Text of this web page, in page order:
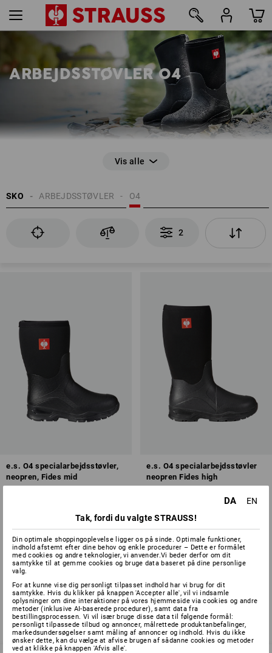
ARBEJDSSTØVLER O4
Skridsikkerhed
Vandtæthed
SKO O4
ARBEJDSSTØVLER
2
2
e.s. O4 specialarbejdsstøvler,
neopren, Fides mid
(med moms) fra 10 Par
e.s. O4 specialarbejdsstøvler
neopren Fides high
(med moms) fra 10 Par
Du har allerede set 2 af 2 varer.
DA
EN
Tak, fordi du valgte STRAUSS!
Din optimale shoppingoplevelse ligger os på sinde. Optimale funktioner,
indhold afstemt efter dine behov og enkle procedurer – Dette er formålet
med cookies og andre teknologier, vi anvender.Vi beder derfor om dit
samtykke til at gemme cookies og bruge data baseret på dine personlige
valg.
For at kunne vise dig personligt tilpasset indhold har vi brug for dit
samtykke. Hvis du klikker på knappen 'Accepter alle', vil vi indsamle
oplysninger om dine interaktioner på vores hjemmeside via cookies og andre
metoder (inklusive AI-baserede procedurer), samt data fra
bestillingsprocessen. Vi vil især bruge disse data til følgende formål:
personligt tilpassede tilbud og annoncer, målrettede produktanbefalinger,
markedsundersøgelser samt måling af annoncer og indhold. Hvis du ikke
ønsker dette, kan du vælge at afvise brugen af sådanne cookies og metoder
ved at klikke på knappen 'Afvis alle'.